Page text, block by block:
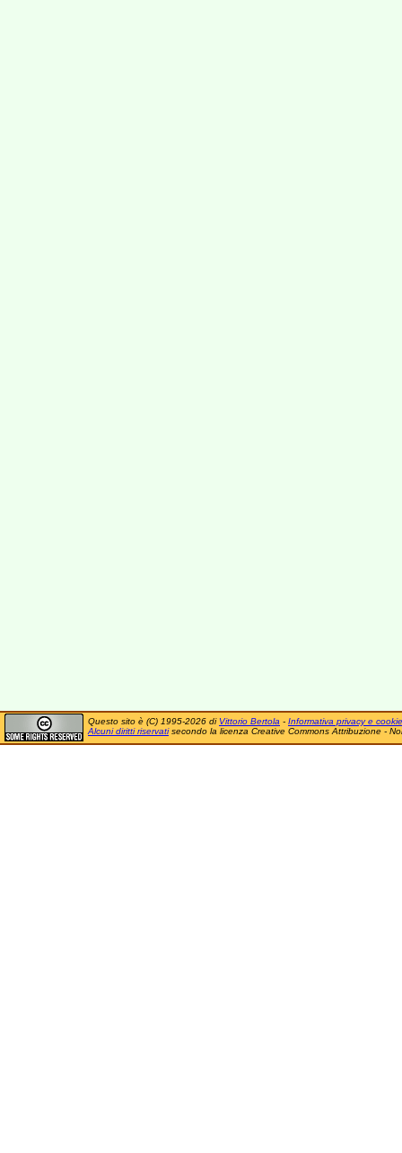
Questo sito è (C) 1995-2026 di Vittorio Bertola - Informativa privacy e cookie
Alcuni diritti riservatisecondo la licenza Creative Commons Attribuzione -